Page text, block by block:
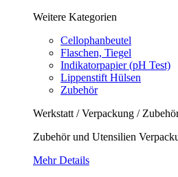
Weitere Kategorien
Cellophanbeutel
Flaschen, Tiegel
Indikatorpapier (pH Test)
Lippenstift Hülsen
Zubehör
Werkstatt / Verpackung /
Zubehör und Utensilien
Mehr Details